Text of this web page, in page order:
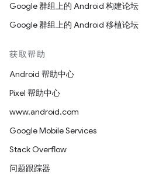
Google 群组上的 Android 构建论坛
Google 群组上的 Android 移植论坛
获取帮助
Android 帮助中心
Pixel 帮助中心
www.android.com
Google Mobile Services
Stack Overflow
问题跟踪器